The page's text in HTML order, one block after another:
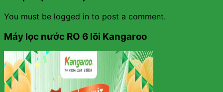
You must be logged in to post a comment.
Máy lọc nước RO 6 lõi Kangaroo